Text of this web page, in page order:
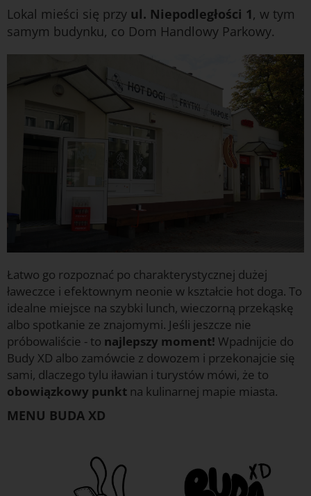
Lokal mieści się przy ul. Niepodległości 1, w tym
samym budynku, co Dom Handlowy Parkowy.
Łatwo go rozpoznać po charakterystycznej dużej
ławeczce i efektownym neonie w kształcie hot doga. To
idealne miejsce na szybki lunch, wieczorną przekąskę
albo spotkanie ze znajomymi. Jeśli jeszcze nie
próbowaliście - to najlepszy moment! Wpadnijcie do
Budy XD albo zamówcie z dowozem i przekonajcie się
sami, dlaczego tylu iławian i turystów mówi, że to
obowiązkowy punkt na kulinarnej mapie miasta.
MENU BUDA XD